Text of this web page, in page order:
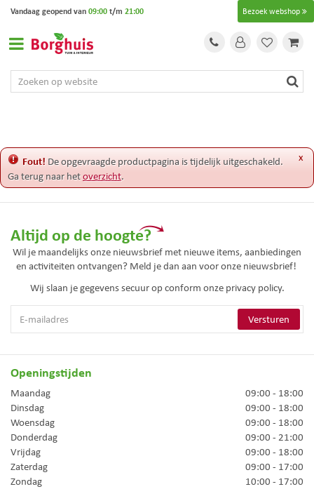
e
t
Bezoek webshop
Vandaag geopend van09:00t/m 21:00
x
Fout! De opgevraagde productpagina is tijdelijk uitgeschakeld.
Ga terug naar hetoverzicht.
Altijd op de hoogte?
Wil je maandelijks onze nieuwsbrief met nieuwe items, aanbiedingen
en activiteiten ontvangen? Meld je dan aan voor onze nieuwsbrief!
Wij slaan je gegevens secuur op conform onze privacy policy.
Openingstijden
Maandag
09:00 - 18:00
Dinsdag
09:00 - 18:00
Woensdag
09:00 - 18:00
Donderdag
09:00 - 21:00
Vrijdag
09:00 - 18:00
Zaterdag
09:00 - 17:00
Zondag
10:00 - 17:00